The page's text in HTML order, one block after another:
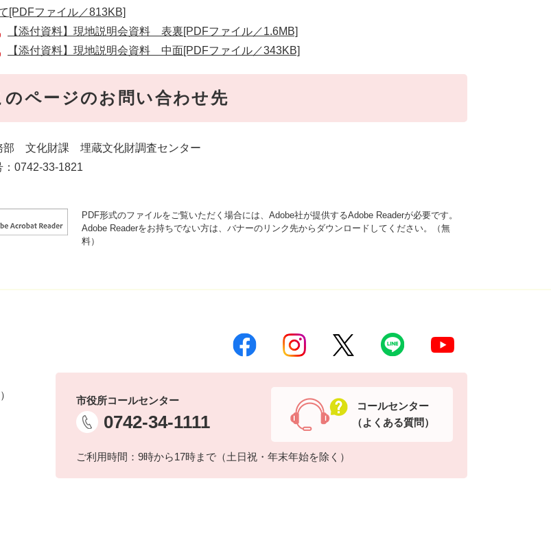
[PDFファイル／813KB]
【添付資料】現地説明会資料 表裏[PDFファイル／1.6MB]
【添付資料】現地説明会資料 中面[PDFファイル／343KB]
のページのお問い合わせ先
部 文化財課 埋蔵文化財調査センター
：0742-33-1821
PDF形式のファイルをご覧いただく場合には、Adobe社が提供するAdobe Readerが必要です。
Adobe Readerをお持ちでない方は、バナーのリンク先からダウンロードしてください。（無
料）
市役所コールセンター
0742-34-1111
ご利用時間：9時から17時まで（土日祝・年末年始を除く）
コールセンター
（よくある質問）